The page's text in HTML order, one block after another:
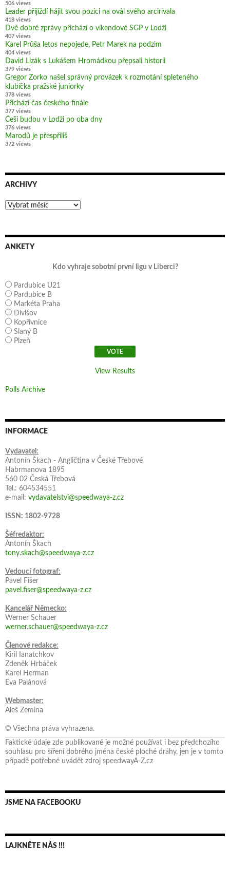
506 views
Leader přijíždí hájit svou pozici na ovál svého arcirivala
418 views
Dvě dobré zprávy přichází o víkendové SGP v Lodži
407 views
Karel Průša letos nepojede, Petr Marek na podzim
404 views
David Lizák s Lukášem Hromádkou přepsali historii
379 views
Gregor Zorko našel správný provázek k rozmotání spleteného
klubíčka pražské juniorky
378 views
Přichází čas českého finále
377 views
Češi budou v Lodži po oba dny
376 views
Marodů je přespříliš
372 views
ARCHIVY
Archivy
ANKETY
Kdo vyhraje sobotní první ligu v Liberci?
Pardubice U21
Pardubice B
Markéta Praha
Divišov
Kopřivnice
Slaný B
Plzeň
View Results
Polls Archive
INFORMACE
Vydavatel:
Antonín Škach - Angličtina v České Třebové
Habrmanova 1895
560 02 Česká Třebová
Tel.: 604534551
e-mail: vydavatelstvi@speedwaya-z.cz
ISSN: 1802-9728
Šéfredaktor:
Antonín Škach
tony.skach@speedwaya-z.cz
Vedoucí fotograf:
Pavel Fišer
pavel.fiser@speedwaya-z.cz
Kancelář Německo:
Werner Schauer
werner.schauer@speedwaya-z.cz
Členové redakce:
Kiril Ianatchkov
Zdeněk Hrbáček
Karel Herman
Eva Palánová
Webmaster:
Aleš Zemina
© Všechna práva vyhrazena.
Faktické údaje zde publikované je možné používat i bez předchozího
souhlasu pro šíření dobrého jména české ploché dráhy, jen je v tomto
případě potřebné uvádět zdroj speedwayA-Z.cz
JSME NA FACEBOOKU
LAJKNĚTE NÁS !!!